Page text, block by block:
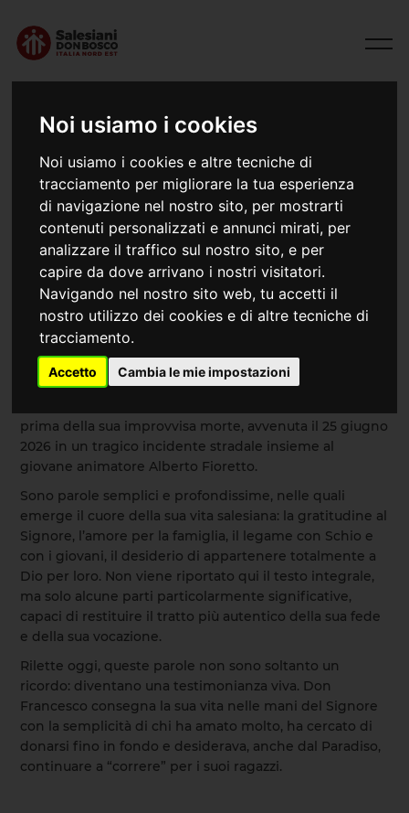
Noi usiamo i cookies
Noi usiamo i cookies e altre tecniche di
tracciamento per migliorare la tua esperienza
di navigazione nel nostro sito, per mostrarti
contenuti personalizzati e annunci mirati, per
analizzare il traffico sul nostro sito, e per
capire da dove arrivano i nostri visitatori.
Navigando nel nostro sito web, tu accetti il
nostro utilizzo dei cookies e di altre tecniche di
tracciamento.
Accetto Cambia le mie impostazioni
04/07/2026
Testamento spirituale di don Francesco
Il testo che segue raccoglie alcuni passaggi essenziali
del testamento spirituale che don Francesco Andreoli
prima della sua improvvisa morte, avvenuta il 25 giugno
2026 in un tragico incidente stradale insieme al
giovane animatore Alberto Fioretto.
Sono parole semplici e profondissime, nelle quali
emerge il cuore della sua vita salesiana: la gratitudine al
Signore, l’amore per la famiglia, il legame con Schio e
con i giovani, il desiderio di appartenere totalmente a
Dio per loro. Non viene riportato qui il testo integrale,
ma solo alcune parti particolarmente significative,
capaci di restituire il tratto più autentico della sua fede
e della sua vocazione.
Rilette oggi, queste parole non sono soltanto un
ricordo: diventano una testimonianza viva. Don
Francesco consegna la sua vita nelle mani del Signore
con la semplicità di chi ha amato molto, ha cercato di
donarsi fino in fondo e desiderava, anche dal Paradiso,
continuare a “correre” per i suoi ragazzi.